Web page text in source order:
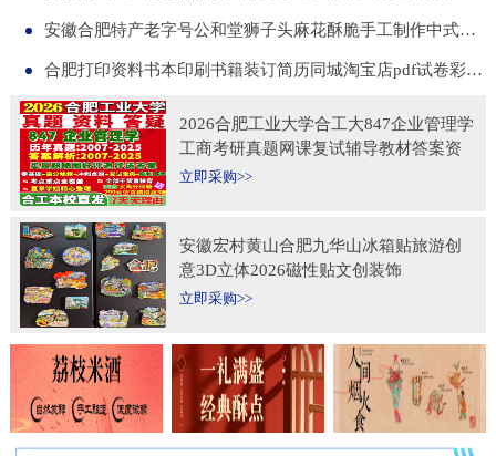
安徽合肥特产老字号公和堂狮子头麻花酥脆手工制作中式糕点伴手礼
合肥打印资料书本印刷书籍装订简历同城淘宝店pdf试卷彩色a34讲义
2026合肥工业大学合工大847企业管理学
工商考研真题网课复试辅导教材答案资
料考前冲刺押题预测三套卷3套题
立即采购>>
安徽宏村黄山合肥九华山冰箱贴旅游创
意3D立体2026磁性贴文创装饰
立即采购>>